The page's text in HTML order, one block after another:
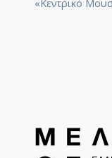
«Κεντρικό